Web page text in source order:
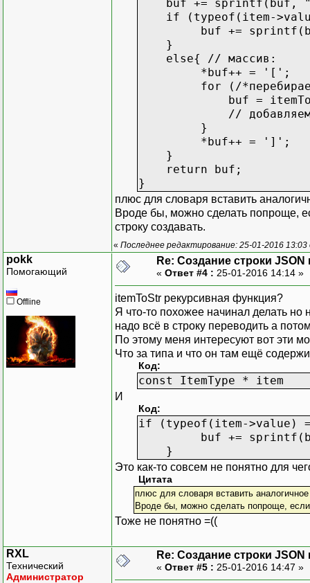
buf += sprintf(buf,
if (typeof(item-
buf += sprintf(buf,
}
else{ // массив:
*buf++ = '[';
for (/*перебираем
buf =
// добавляем
}
*buf++ = ']';
}
return buf;
}
плюс для словаря вставить
Вроде бы, можно сделать попроще,
строку создавать.
« Последнее редактирование: 25-01-2016
pokk
Помогающий
Offline
Re: Создание строки JSON
« Ответ #4 : 25-01-2016 14:14 »
itemToStr рекурсивная функция?
Я что-то похожее начинал делать
надо всё в строку переводить а
По этому меня интересуют вот эти
Что за типа и что он там ещё
Код:
const ItemType * item
И
Код:
if (typeof(item->value)
buf += sprintf(buf,
}
Это как-то совсем не понятно для
Цитата
плюс для словаря вставить
Вроде бы, можно сделать попроще,
Тоже не понятно =((
RXL
Технический
Администратор
Re: Создание строки JSON
« Ответ #5 : 25-01-2016 14:47 »